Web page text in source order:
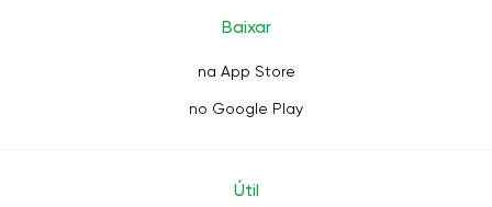
Baixar
na App Store
no Google Play
Útil